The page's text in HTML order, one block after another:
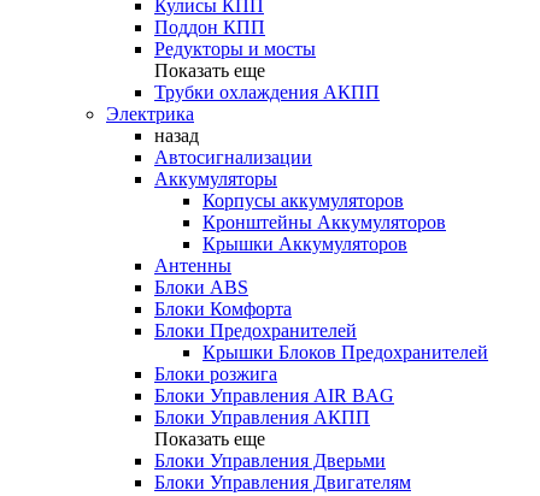
Кулисы КПП
Поддон КПП
Редукторы и мосты
Показать еще
Трубки охлаждения АКПП
Электрика
назад
Автосигнализации
Аккумуляторы
Корпусы аккумуляторов
Кронштейны Аккумуляторов
Крышки Аккумуляторов
Антенны
Блоки ABS
Блоки Комфорта
Блоки Предохранителей
Крышки Блоков Предохранителей
Блоки розжига
Блоки Управления AIR BAG
Блоки Управления АКПП
Показать еще
Блоки Управления Дверьми
Блоки Управления Двигателям